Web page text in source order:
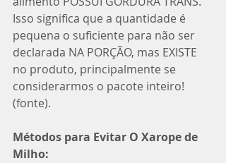
Isso significa que a quantidade é
pequena o suficiente para não ser
declarada NA PORÇÃO, mas EXISTE
no produto, principalmente se
considerarmos o pacote inteiro!
(fonte).
Métodos para Evitar O Xarope de
Milho: